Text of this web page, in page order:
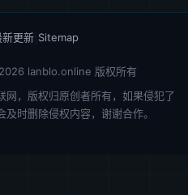
新更新| Sitemap
lanblo.online 版权所有
网，版权归原创者所有，如果侵犯了
时删除侵权内容，谢谢合作。